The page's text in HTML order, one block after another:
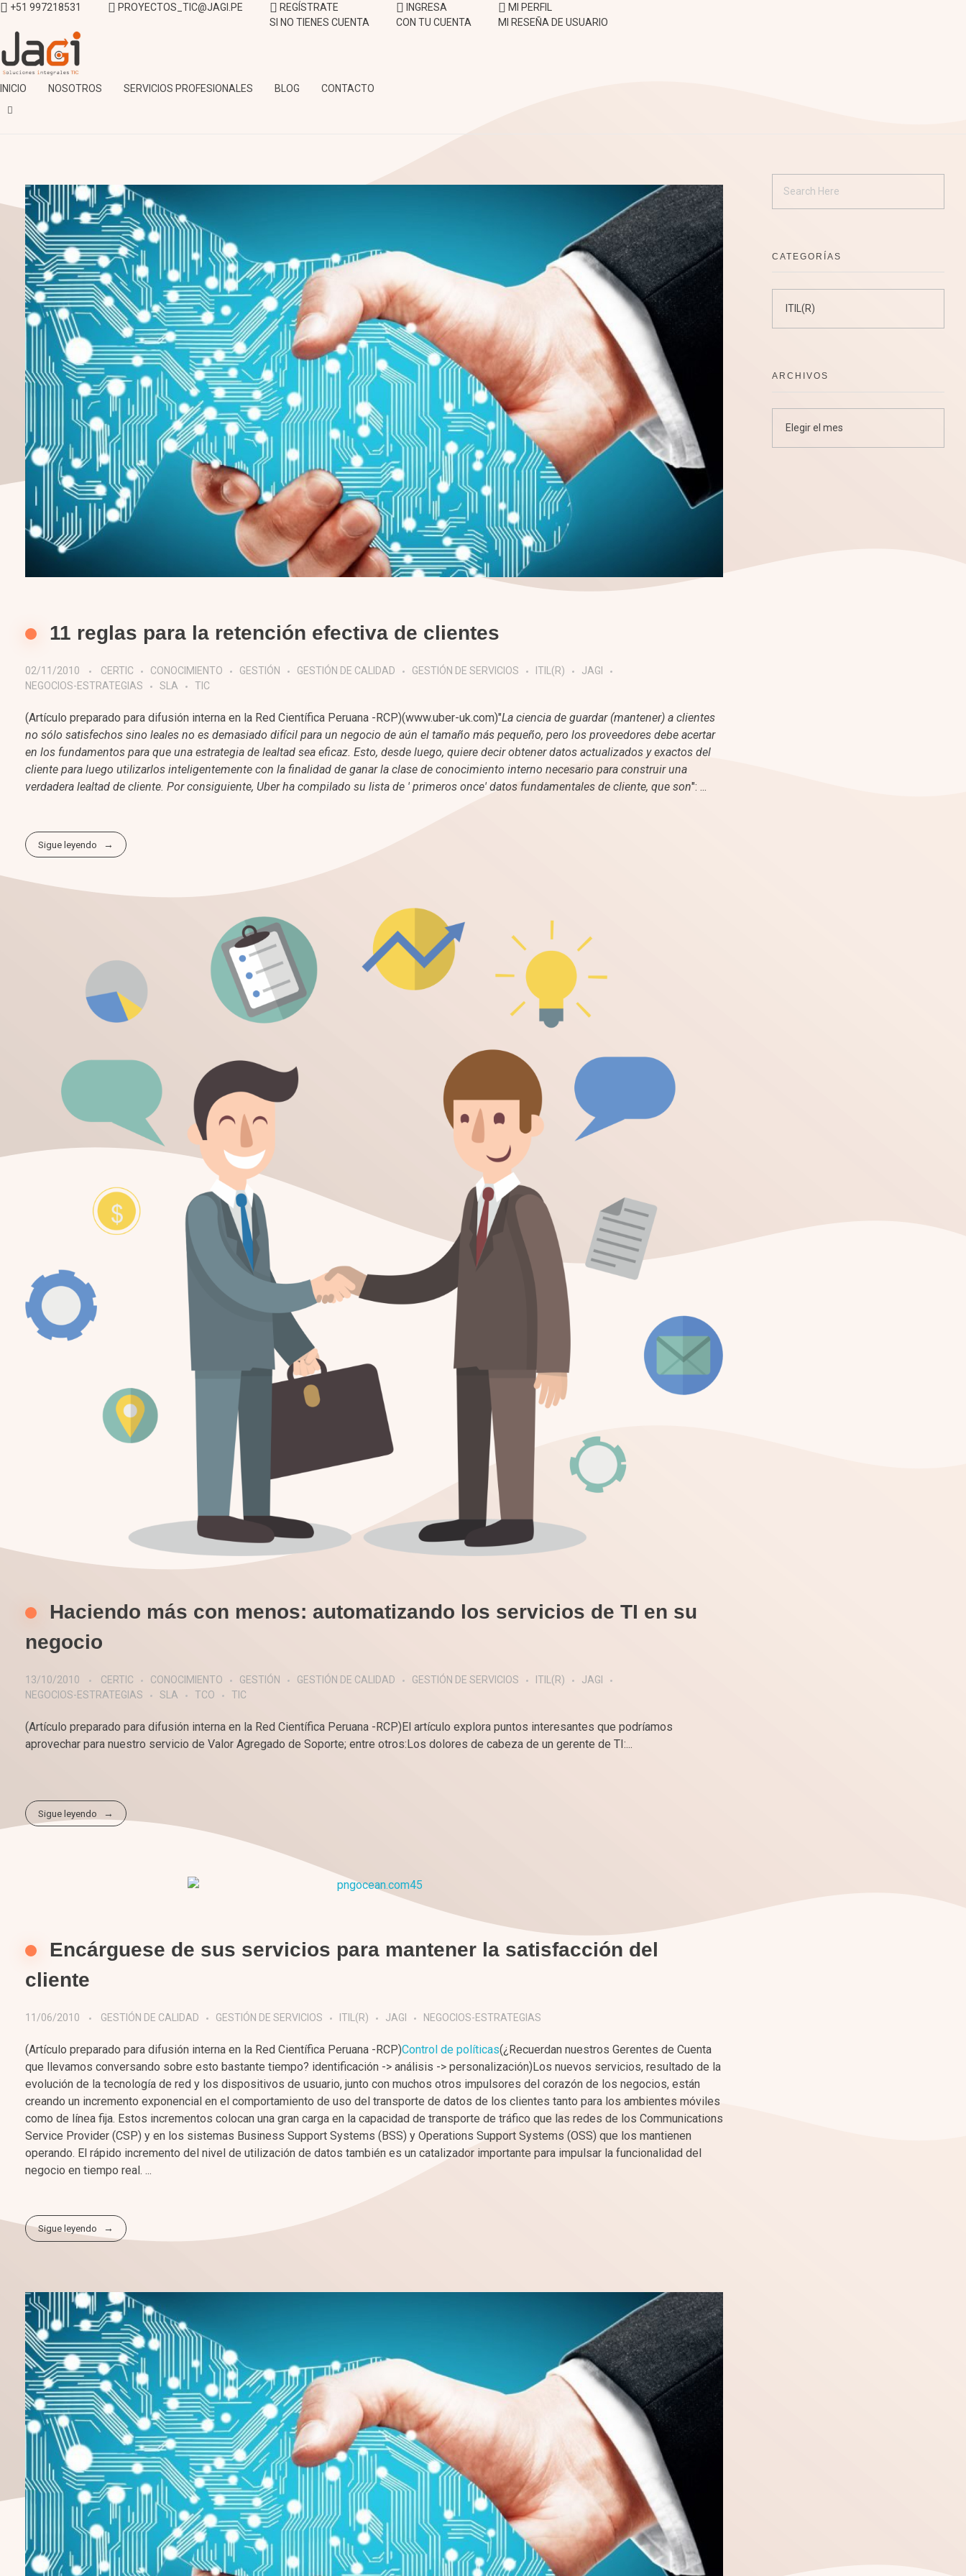
+51 997218531 PROYECTOS_TIC@JAGI.PE
REGÍSTRATE
SI NO TIENES CUENTA
INGRESA
CON TU CUENTA
MI PERFIL
MI RESEÑA DE USUARIO
JAGI S.A.C.
Soluciones Integrales TIC
INICIO NOSOTROS SERVICIOS PROFESIONALES BLOG CONTACTO
11 reglas para la retención efectiva de clientes
02/11/2010 CERTIC CONOCIMIENTO GESTIÓN GESTIÓN DE CALIDAD GESTIÓN DE SERVICIOS ITIL(R)
JAGI
NEGOCIOS-ESTRATEGIAS
SLA TIC
(Artículo preparado para difusión interna en la Red Científica Peruana -RCP)(www.uber-uk.com)"La ciencia de guardar (mantener) a clientes
no sólo satisfechos sino leales no es demasiado difícil para un negocio de aún el tamaño más pequeño, pero los proveedores debe acertar
en los fundamentos para que una estrategia de lealtad sea eficaz. Esto, desde luego, quiere decir obtener datos actualizados y exactos del
cliente para luego utilizarlos inteligentemente con la finalidad de ganar la clase de conocimiento interno necesario para construir una
verdadera lealtad de cliente. Por consiguiente, Uber ha compilado su lista de ' primeros once' datos fundamentales de cliente, que son": ...
Sigue leyendo
Haciendo más con menos: automatizando los servicios de TI en su
negocio
13/10/2010 CERTIC CONOCIMIENTO GESTIÓN GESTIÓN DE CALIDAD GESTIÓN DE SERVICIOS ITIL(R)
JAGI
NEGOCIOS-ESTRATEGIAS
SLA TCO TIC
(Artículo preparado para difusión interna en la Red Científica Peruana -RCP)El artículo explora puntos interesantes que podríamos
aprovechar para nuestro servicio de Valor Agregado de Soporte; entre otros:Los dolores de cabeza de un gerente de TI:...
Sigue leyendo
Encárguese de sus servicios para mantener la satisfacción del
cliente
11/06/2010 GESTIÓN DE CALIDAD GESTIÓN DE SERVICIOS ITIL(R) JAGI NEGOCIOS-ESTRATEGIAS
(Artículo preparado para difusión interna en la Red Científica Peruana -RCP)Control de políticas(¿Recuerdan nuestros Gerentes de Cuenta
que llevamos conversando sobre esto bastante tiempo? identificación -> análisis -> personalización)Los nuevos servicios, resultado de la
evolución de la tecnología de red y los dispositivos de usuario, junto con muchos otros impulsores del corazón de los negocios, están
creando un incremento exponencial en el comportamiento de uso del transporte de datos de los clientes tanto para los ambientes móviles
como de línea fija. Estos incrementos colocan una gran carga en la capacidad de transporte de tráfico que las redes de los Communications
Service Provider (CSP) y en los sistemas Business Support Systems (BSS) y Operations Support Systems (OSS) que los mantienen
operando. El rápido incremento del nivel de utilización de datos también es un catalizador importante para impulsar la funcionalidad del
negocio en tiempo real. ...
Sigue leyendo
CATEGORÍAS
ARCHIVOS